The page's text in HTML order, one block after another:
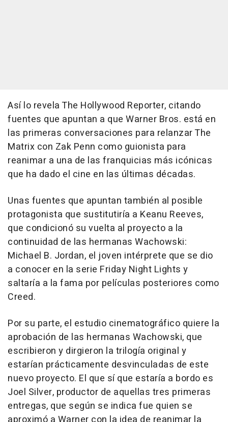
Así lo revela The Hollywood Reporter, citando
fuentes que apuntan a que Warner Bros. está en
las primeras conversaciones para relanzar The
Matrix con Zak Penn como guionista para
reanimar a una de las franquicias más icónicas
que ha dado el cine en las últimas décadas.
Unas fuentes que apuntan también al posible
protagonista que sustitutiría a Keanu Reeves,
que condicionó su vuelta al proyecto a la
continuidad de las hermanas Wachowski:
Michael B. Jordan, el joven intérprete que se dio
a conocer en la serie Friday Night Lights y
saltaría a la fama por películas posteriores como
Creed.
Por su parte, el estudio cinematográfico quiere la
aprobación de las hermanas Wachowski, que
escribieron y dirgieron la trilogía original y
estarían prácticamente desvinculadas de este
nuevo proyecto. El que sí que estaría a bordo es
Joel Silver, productor de aquellas tres primeras
entregas, que según se indica fue quien se